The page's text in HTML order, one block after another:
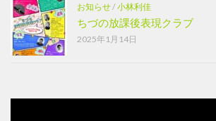
お知らせ/小林利佳
ちづの放課後表現クラブ
2025年1月14日